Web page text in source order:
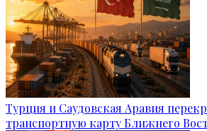
Турция и Саудовская Аравия
транспортную карту Ближнего